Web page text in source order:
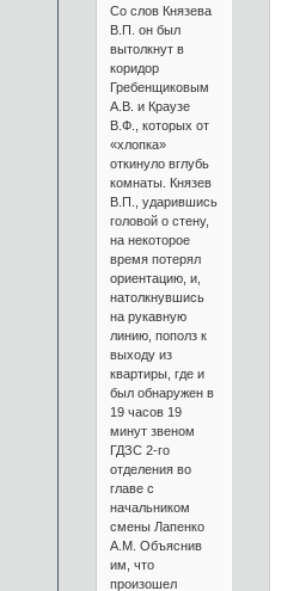
Со слов Князева
В.П. он был
вытолкнут в
коридор
Гребенщиковым
А.В. и Краузе
В.Ф., которых от
«хлопка»
откинуло вглубь
комнаты. Князев
В.П., ударившись
головой о стену,
на некоторое
время потерял
ориентацию, и,
натолкнувшись
на рукавную
линию, пополз к
выходу из
квартиры, где и
был обнаружен в
19 часов 19
минут звеном
ГДЗС 2-го
отделения во
главе с
начальником
смены Лапенко
А.М. Объяснив
им, что
произошел